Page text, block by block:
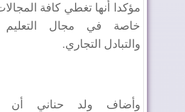
مؤكدا أنها تغطي كافة
خاصة في مجال التعليم
والتبادل التجاري.
وأضاف ولد حناني أن